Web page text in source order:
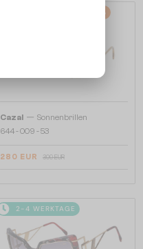
-10%
Cazal — Sonnenbrillen
644 - 009 - 53
280 EUR 309 EUR
2-4 WERKTAGE